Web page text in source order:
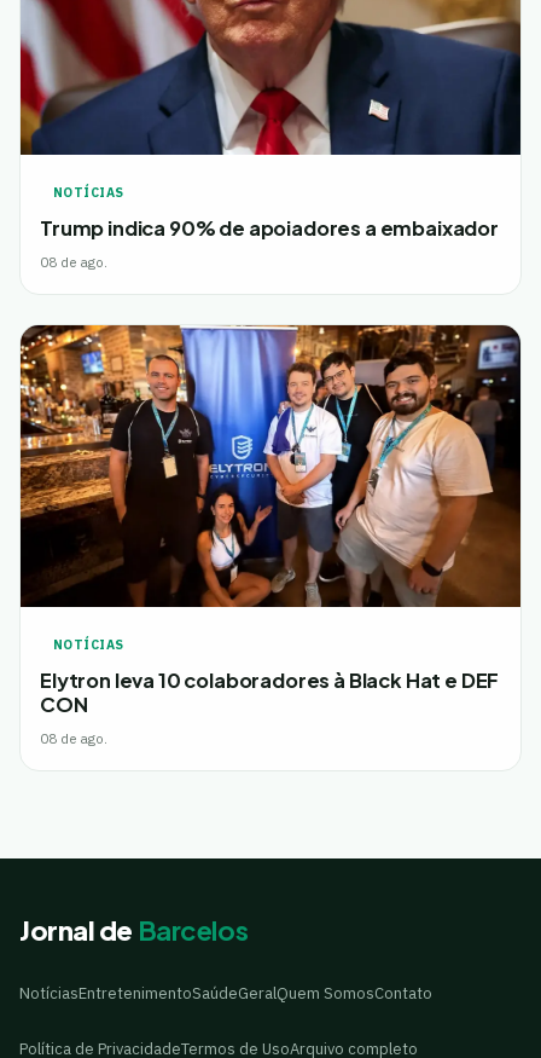
NOTÍCIAS
Trump indica 90% de apoiadores a embaixador
08 de ago.
NOTÍCIAS
Elytron leva 10 colaboradores à Black Hat e DEF
CON
08 de ago.
Jornal de Barcelos
NotíciasEntretenimentoSaúdeGeralQuem SomosContato
Política de PrivacidadeTermos de UsoArquivo completo